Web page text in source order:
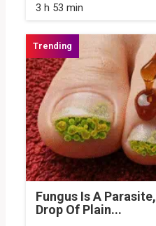
3 h 53 min
Fungus Is A
Drop Of Plain...